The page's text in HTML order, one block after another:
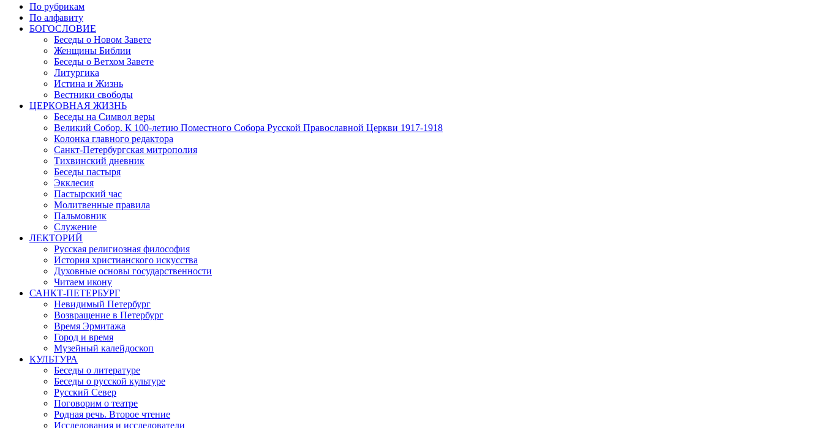
По рубрикам
По алфавиту
БОГОСЛОВИЕ
Беседы о Новом Завете
Женщины Библии
Беседы о Ветхом Завете
Литургика
Истина и Жизнь
Вестники свободы
ЦЕРКОВНАЯ ЖИЗНЬ
Беседы на Символ веры
Великий Собор. К 100-летию Поместного Собора Русской Православной Церкви 1917-1918
Колонка главного редактора
Санкт-Петербургская митрополия
Тихвинский дневник
Беседы пастыря
Экклесия
Пастырский час
Молитвенные правила
Пальмовник
Служение
ЛЕКТОРИЙ
Русская религиозная философия
История христианского искусства
Духовные основы государственности
Читаем икону
САНКТ-ПЕТЕРБУРГ
Невидимый Петербург
Возвращение в Петербург
Время Эрмитажа
Город и время
Музейный калейдоскоп
КУЛЬТУРА
Беседы о литературе
Беседы о русской культуре
Русский Север
Поговорим о театре
Родная речь. Второе чтение
Исследования и исследователи